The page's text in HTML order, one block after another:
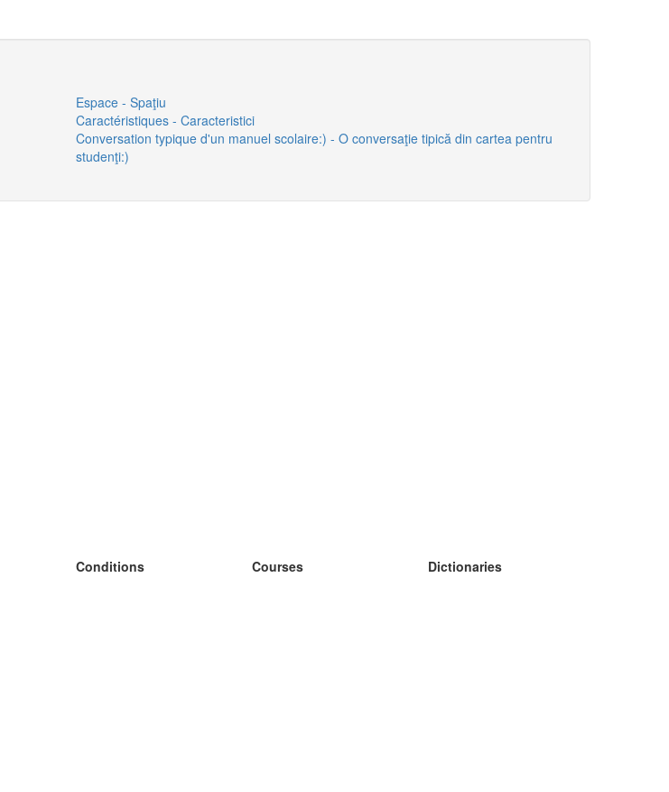
Espace - Spaţiu
Caractéristiques - Caracteristici
Conversation typique d'un manuel scolaire:) - O conversaţie tipică din cartea pentru
studenţi:)
Conditions
Courses
Dictionaries